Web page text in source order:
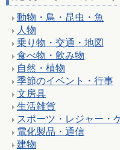
動物・鳥・昆虫・魚
人物
乗り物・交通・地図
食べ物・飲み物
自然・植物
季節のイベント・行事
文房具
生活雑貨
スポーツ・レジャー・
電化製品・通信
建物